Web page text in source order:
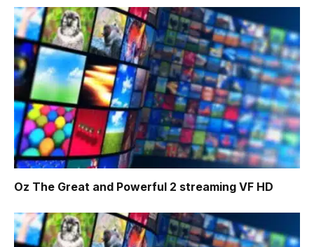
Oz The Great and Powerful 2 streaming VF HD